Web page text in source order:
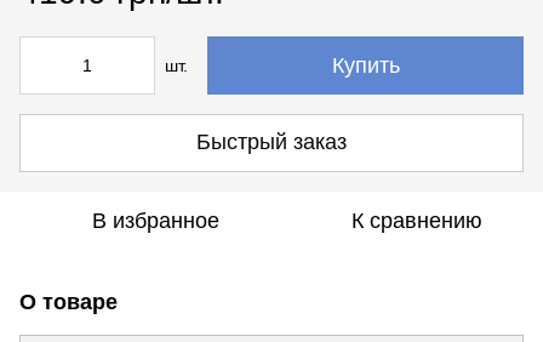
шт. Купить
Быстрый заказ
В избранное К сравнению
О товаре